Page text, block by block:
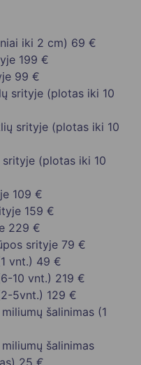
iki 2 cm) 69 €
199 €
99 €
srityje (plotas iki 10
srityje (plotas iki 10
srityje (plotas iki 10
109 €
159 €
229 €
srityje 79 €
vnt.) 49 €
10 vnt.) 219 €
5vnt.) 129 €
šalinimas (1
šalinimas
25 €